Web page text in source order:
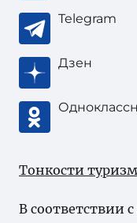
Telegram
Дзен
Тонкости
В соответствии